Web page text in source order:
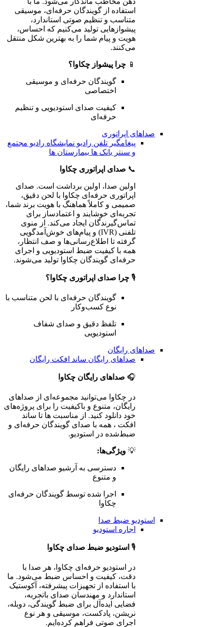
استفاده از گویندگان حرفه‌ای، موسیقی
متناسب و تنظیم صوتی استاندارد،
پیشوازهایی تولید می‌کنیم که احساس،
هویت و پیام شما را به بهترین شکل منتقل
می‌کنند.
📱 چرا پیشواز چکاوا؟
گویندگان حرفه‌ای و موسیقی
اختصاصی
کیفیت صدای استودیویی و تنظیم
حرفه‌ای
صداهای اپراتوری
پیغامگیر تلفن رادیو نمایشگاه رادیو مجتمع
و سنتر بانک ها بیمارستان ها
📞 صدای اپراتوری چکاوا
اولین صدا، اولین برداشت است. صدای
اپراتوری حرفه‌ای چکاوا با لحن دقیق،
صمیمی و کاملاً هماهنگ با هویت برند شما،
تجربه‌ای خوشایند و اعتمادساز برای
تماس‌گیرندگان ایجاد می‌کند. از منوی
تلفنی (IVR) و پیام‌های خوش‌آمدگویی
گرفته تا اطلاع‌رسانی‌ها و صف انتظار،
همه با کیفیت ضبط استودیویی و اجرای
حرفه‌ای گویندگان چکاوا تولید می‌شوند.
🎙️ چرا صدای اپراتوری چکاوا؟
گویندگان حرفه‌ای با لحن متناسب با
نوع کسب‌وکار
تلفظ دقیق و صدای شفاف
استودیویی
صداهای رایگان
صداهای رایگان ساند افکت رایگان
🎧 صداهای رایگان چکاوا
در چکاوا می‌توانید مجموعه‌ای از صداهای
رایگان، متنوع و باکیفیت را برای پروژه‌های
خود دانلود کنید. از مناسبت ها تا ساند
افکت ، همه با صدای گویندگان حرفه‌ای و
ضبط‌شده در استودیو.
💡 ویژگی‌ها:
دسترسی به آرشیو صداهای رایگان
و متنوع
اجرا شده توسط گویندگان حرفه‌ای
چکاوا
استودیو ضبط صدا
اجاره استودیو
🎙️ استودیو ضبط صدای چکاوا
در استودیو حرفه‌ای چکاوا، هر صدا با
دقت، کیفیت و احساس ضبط می‌شود. ما
با استفاده از تجهیزات پیشرفته، آکوستیک
استاندارد و مهندسان صدای باتجربه،
فضایی ایده‌آل برای ضبط گویندگی، دوبله،
نریشن، پادکست، موسیقی و هر نوع
اجرای صوتی فراهم کرده‌ایم.